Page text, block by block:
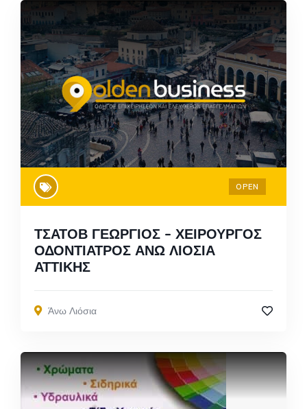
OPEN
ΤΣΑΤΟΒ ΓΕΩΡΓΙΟΣ – ΧΕΙΡΟΥΡΓΟΣ
ΟΔΟΝΤΙΑΤΡΟΣ ΑΝΩ ΛΙΟΣΙΑ
ΑΤΤΙΚΗΣ
Άνω Λιόσια